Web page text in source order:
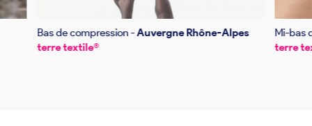
Bas de compression -Auvergne Rhône-Alpes
terre textile®
Mi-bas
terre